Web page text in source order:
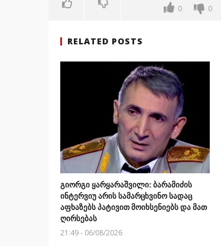
0 0
RELATED POSTS
გიორგი ყარყარაშვილი: ბარამიძის
ინტერვიუ არის სამარცხვინო სადაც
აფხაზებს პატივით მოიხსენიებს და მათ
ღირსებას
21:49 - 06/08/2026